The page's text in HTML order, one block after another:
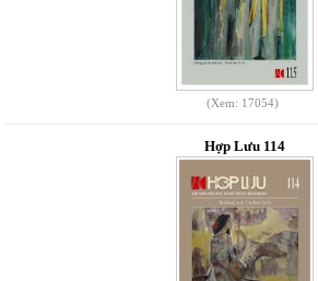
(Xem: 17054)
Hợp Lưu 114